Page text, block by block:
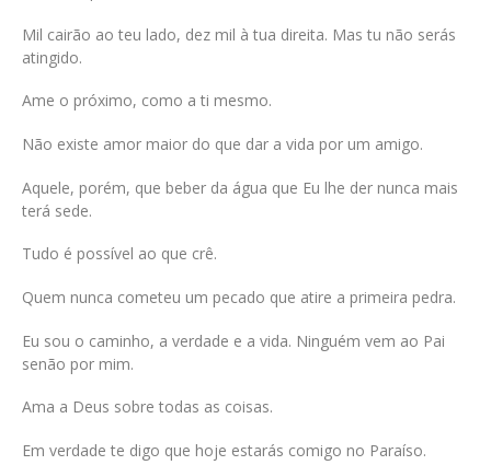
Mil cairão ao teu lado, dez mil à tua direita. Mas tu não serás
atingido.
Ame o próximo, como a ti mesmo.
Não existe amor maior do que dar a vida por um amigo.
Aquele, porém, que beber da água que Eu lhe der nunca mais
terá sede.
Tudo é possível ao que crê.
Quem nunca cometeu um pecado que atire a primeira pedra.
Eu sou o caminho, a verdade e a vida. Ninguém vem ao Pai
senão por mim.
Ama a Deus sobre todas as coisas.
Em verdade te digo que hoje estarás comigo no Paraíso.